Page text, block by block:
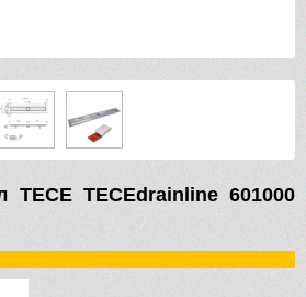
TECE TECEdrainline 601000